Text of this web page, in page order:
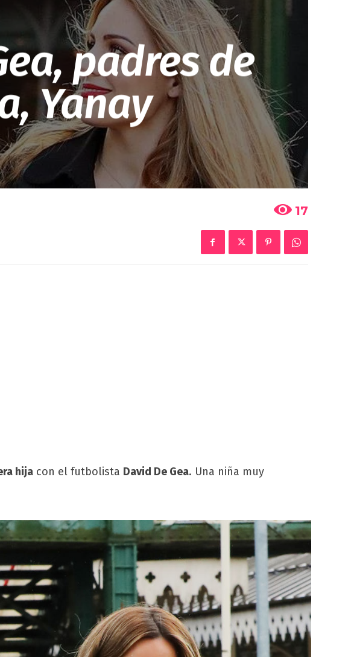
padres de
Yanay
17
hija con el futbolista David De Gea. Una niña muy